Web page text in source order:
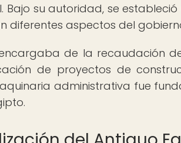
Bajo su autoridad, se
diferentes aspectos del
de la recaudación
de proyectos de
administrativa fue